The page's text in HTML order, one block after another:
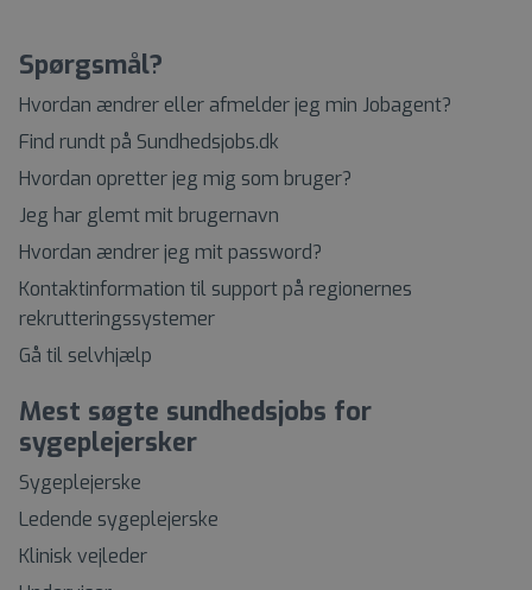
Spørgsmål?
Hvordan ændrer eller afmelder jeg min Jobagent?
Find rundt på Sundhedsjobs.dk
Hvordan opretter jeg mig som bruger?
Jeg har glemt mit brugernavn
Hvordan ændrer jeg mit password?
Kontaktinformation til support på regionernes
rekrutteringssystemer
Gå til selvhjælp
Mest søgte sundhedsjobs for
sygeplejersker
Sygeplejerske
Ledende sygeplejerske
Klinisk vejleder